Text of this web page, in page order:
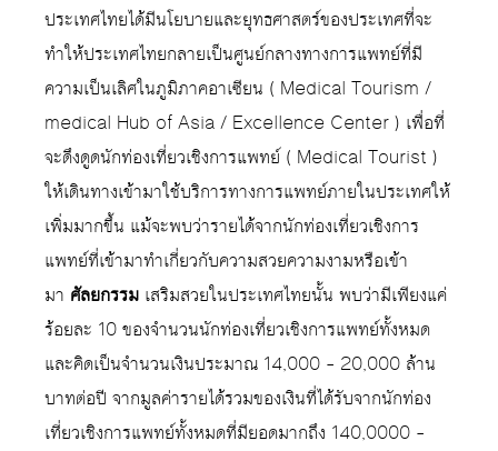
ประเทศไทยได้มีนโยบายและยุทธศาสตร์ของประเทศที่จะ
ทำให้ประเทศไทยกลายเป็นศูนย์กลางทางการแพทย์ที่มี
ความเป็นเลิศในภูมิภาคอาเซียน ( Medical Tourism /
medical Hub of Asia / Excellence Center ) เพื่อที่
จะดึงดูดนักท่องเที่ยวเชิงการแพทย์ ( Medical Tourist )
ให้เดินทางเข้ามาใช้บริการทางการแพทย์ภายในประเทศให้
เพิ่มมากขึ้น แม้จะพบว่ารายได้จากนักท่องเที่ยวเชิงการ
แพทย์ที่เข้ามาทำเกี่ยวกับความสวยความงามหรือเข้า
มา ศัลยกรรม เสริมสวยในประเทศไทยนั้น พบว่ามีเพียงแค่
ร้อยละ 10 ของจำนวนนักท่องเที่ยวเชิงการแพทย์ทั้งหมด
และคิดเป็นจำนวนเงินประมาณ 14,000 – 20,000 ล้าน
บาทต่อปี จากมูลค่ารายได้รวมของเงินที่ได้รับจากนักท่อง
เที่ยวเชิงการแพทย์ทั้งหมดที่มียอดมากถึง 140,0000 –